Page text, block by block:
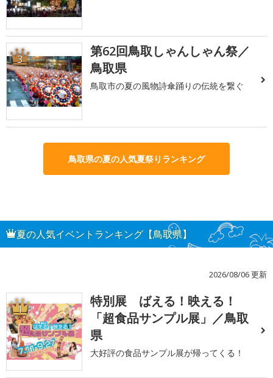
3
第62回鳥取しゃんしゃん祭／
鳥取県
鳥取市の夏の風物詩傘踊りの伝統を繋ぐ
鳥取県の夏の人気夏祭りランキング
夏の人気イベントランキング【鳥取県】
2026/08/06 更新
1
特別展 ばえる！映える！
「超食品サンプル展」／鳥取
県
大好評の食品サンプル展が帰ってくる！